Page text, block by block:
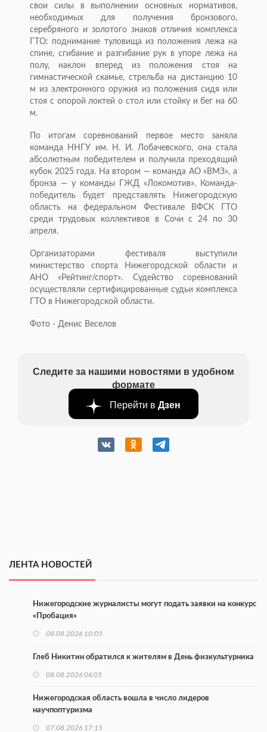
свои силы в выполнении основных нормативов,
необходимых для получения бронзового,
серебряного и золотого знаков отличия комплекса
ГТО: поднимание туловища из положения лежа на
спине, сгибание и разгибание рук в упоре лежа на
полу, наклон вперед из положения стоя на
гимнастической скамье, стрельба на дистанцию 10
м из электронного оружия из положения сидя или
стоя с опорой локтей о стол или стойку и бег на 60
м.
По итогам соревнований первое место заняла
команда ННГУ им. Н. И. Лобачевского, она стала
абсолютным победителем и получила преходящий
кубок 2025 года. На втором — команда АО «ВМЗ», а
бронза — у команды ГЖД «Локомотив». Команда-
победитель будет представлять Нижегородскую
область на федеральном Фестивале ВФСК ГТО
среди трудовых коллективов в Сочи с 24 по 30
апреля.
Организаторами фестиваля выступили
министерство спорта Нижегородской области и
АНО «Рейтинг/спорт». Судейство соревнований
осуществляли сертифицированные судьи комплекса
ГТО в Нижегородской области.
Фото - Денис Веселов
Следите за нашими новостями в удобном
формате
Перейти в Дзен
ЛЕНТА НОВОСТЕЙ
Нижегородские журналисты могут подать заявки на конкурс
«Пробация»
08.08.2026 10:05
Глеб Никитин обратился к жителям в День физкультурника
08.08.2026 06:05
Нижегородская область вошла в число лидеров
научпоптуризма
07.08.2026 17:15